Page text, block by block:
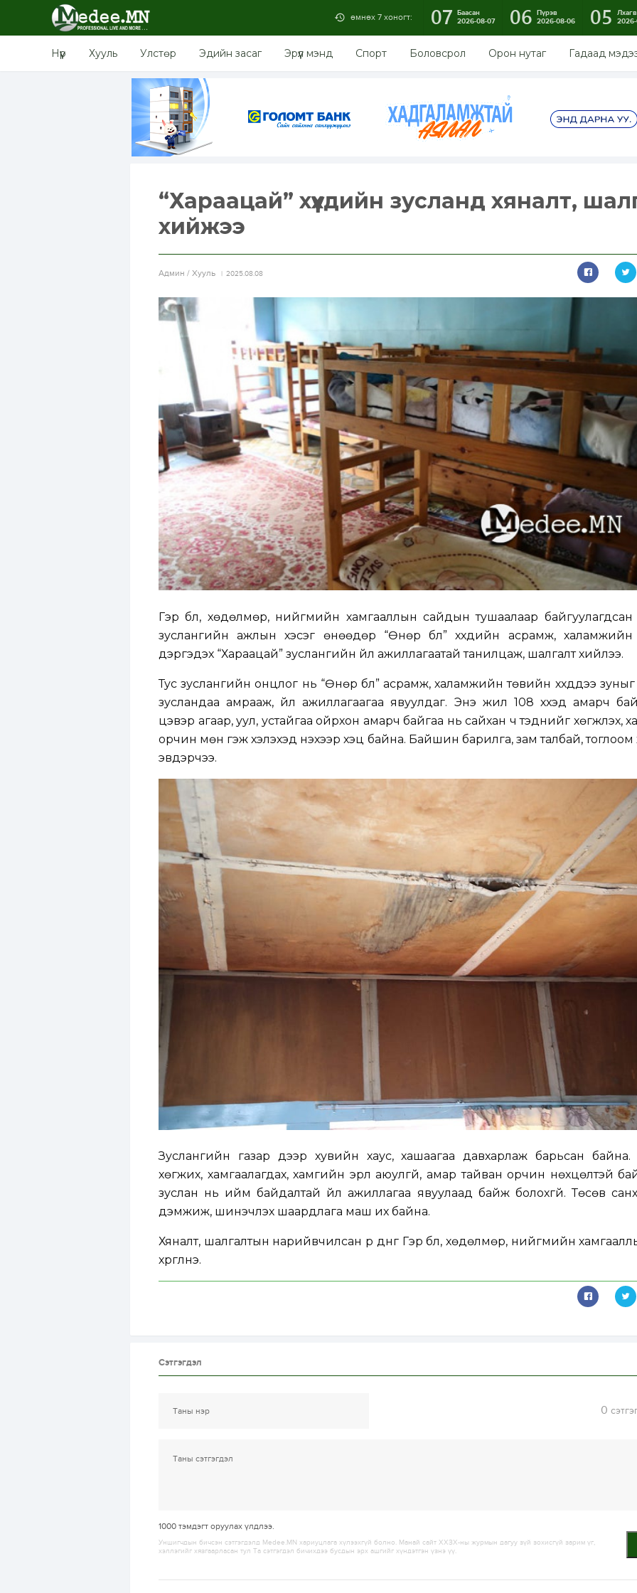
өмнөх 7 хоногт: 07 Баасан
2026-08-07
06 Пүрэв
2026-08-06
05
Нүүр Хууль Улстөр Эдийн засаг Эрүүл мэнд Спорт Боловсрол Орон нутаг Гадаад
“Хараацай” хүүхдийн зусланд хяналт,
хийжээ
Aдмин / Хууль 2025.08.08
Гэр бүл, хөдөлмөр, нийгмийн хамгааллын сайдын тушаалаар байгуулагдсан
зуслангийн ажлын хэсэг өнөөдөр “Өнөр бүл” хүүхдийн асрамж,
дэргэдэх “Хараацай” зуслангийн үйл ажиллагаатай танилцаж, шалгалт хийлээ.
Тус зуслангийн онцлог нь “Өнөр бүл” асрамж, халамжийн төвийн хүүхдүүдээ зуныг
зусландаа амрааж, үйл ажиллагаагаа явуулдаг. Энэ жил 108 хүүхэд амарч
цэвэр агаар, уул, устайгаа ойрхон амарч байгаа нь сайхан ч тэднийг хөгжүүлэх,
орчин мөн гэж хэлэхэд үнэхээр хэцүү байна. Байшин барилга, зам талбай, тоглоом
эвдэрчээ.
Зуслангийн газар дээр хувийн хаус, хашаагаа давхарлаж барьсан байна.
хөгжих, хамгаалагдах, хамгийн эрүүл аюулгүй, амар тайван орчин нөхцөлтэй
зуслан нь ийм байдалтай үйл ажиллагаа явуулаад байж болохгүй. Төсөв
дэмжиж, шинэчлэх шаардлага маш их байна.
Хяналт, шалгалтын нарийвчилсан үр дүнг Гэр бүл, хөдөлмөр, нийгмийн
хүргүүлнэ.
Сэтгэгдэл
0
1000 тэмдэгт оруулах үлдлээ.
Уншигчдын бичсэн сэтгэгдэлд Medee.MN хариуцлага хүлээхгүй болно. Манай сайт ХХЗХ-ны журмын дагуу зүй зохисгүй зарим үг,
хэллэгийг хязгаарласан тул Та сэтгэгдэл бичихдээ бусдын эрх ашгийг хүндэтгэн үзнэ үү.